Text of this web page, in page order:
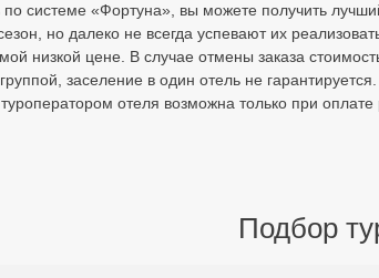
системе «Фортуна», вы можете получить
но далеко не всегда успевают их
низкой цене. В случае отмены заказа
заселение в один отель не
отеля возможна только при
Подбор